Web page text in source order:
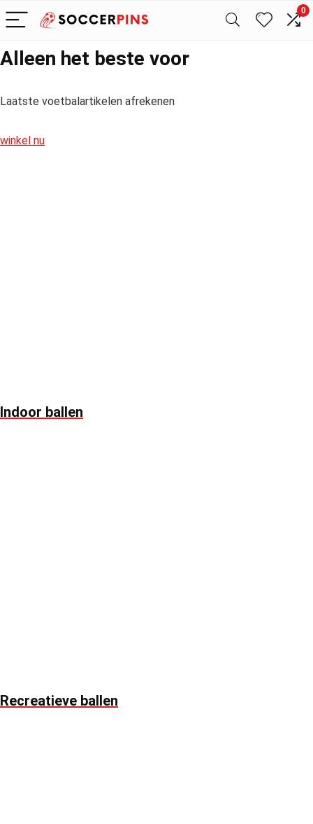
0
Alleen het beste voor
Laatste voetbalartikelen afrekenen
winkel nu
Indoor ballen
Recreatieve ballen